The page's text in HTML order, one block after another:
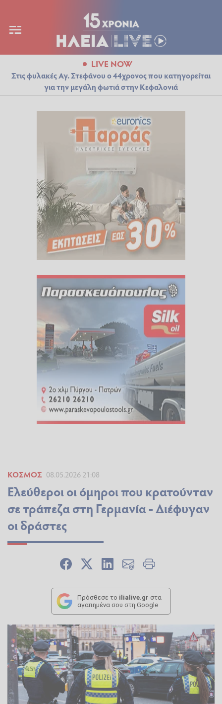
LIVE NOW
Στις φυλακές Αγ. Στεφάνου ο 44χρονος που κατηγορείται
για την μεγάλη φωτιά στην Κεφαλονιά
ΚΌΣΜΟΣ 08.05.2026 21:08
Ελεύθεροι οι όμηροι που κρατούνταν
σε τράπεζα στη Γερμανία - Διέφυγαν
οι δράστες
Πρόσθεσε το ilialive.gr στα
αγαπημένα σου στη Google